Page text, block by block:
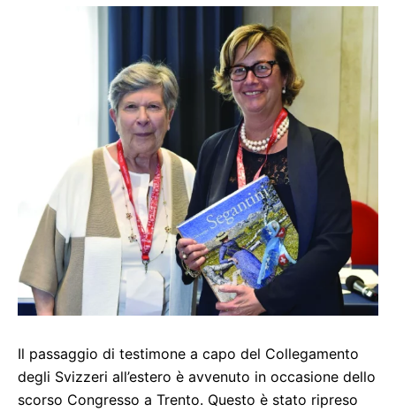
Il passaggio di testimone a capo del Collegamento
degli Svizzeri all’estero è avvenuto in occasione dello
scorso Congresso a Trento. Questo è stato ripreso